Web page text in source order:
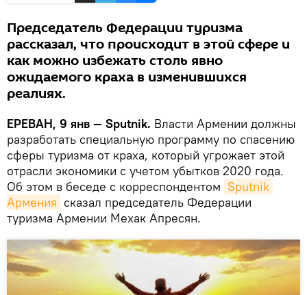
Председатель Федерации туризма
рассказал, что происходит в этой сфере и
как можно избежать столь явно
ожидаемого краха в изменившихся
реалиях.
ЕРЕВАН, 9 янв — Sputnik. Власти Армении должны
разработать специальную программу по спасению
сферы туризма от краха, который угрожает этой
отрасли экономики с учетом убытков 2020 года.
Об этом в беседе с корреспондентом Sputnik
Армения сказал председатель Федерации
туризма Армении Мехак Апресян.